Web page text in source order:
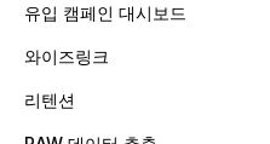
유입 캠페인 대시보드
와이즈링크
리텐션